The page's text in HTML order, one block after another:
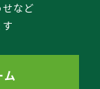
など
ム